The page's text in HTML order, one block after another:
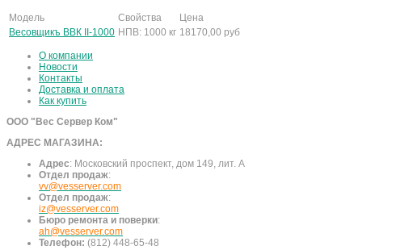
Модель Свойства
Цена
Весовщикъ ВВК II-1000 НПВ: 1000 кг 18170,00 руб
О компании
Новости
Контакты
Доставка и оплата
Как купить
ООО "Вес Сервер Ком"
АДРЕС МАГАЗИНА:
Адрес: Московский проспект, дом 149, лит. А
Отдел продаж:
vv@vesserver.com
Отдел продаж:
iz@vesserver.com
Бюро ремонта и поверки:
ah@vesserver.com
Телефон: (812) 448-65-48